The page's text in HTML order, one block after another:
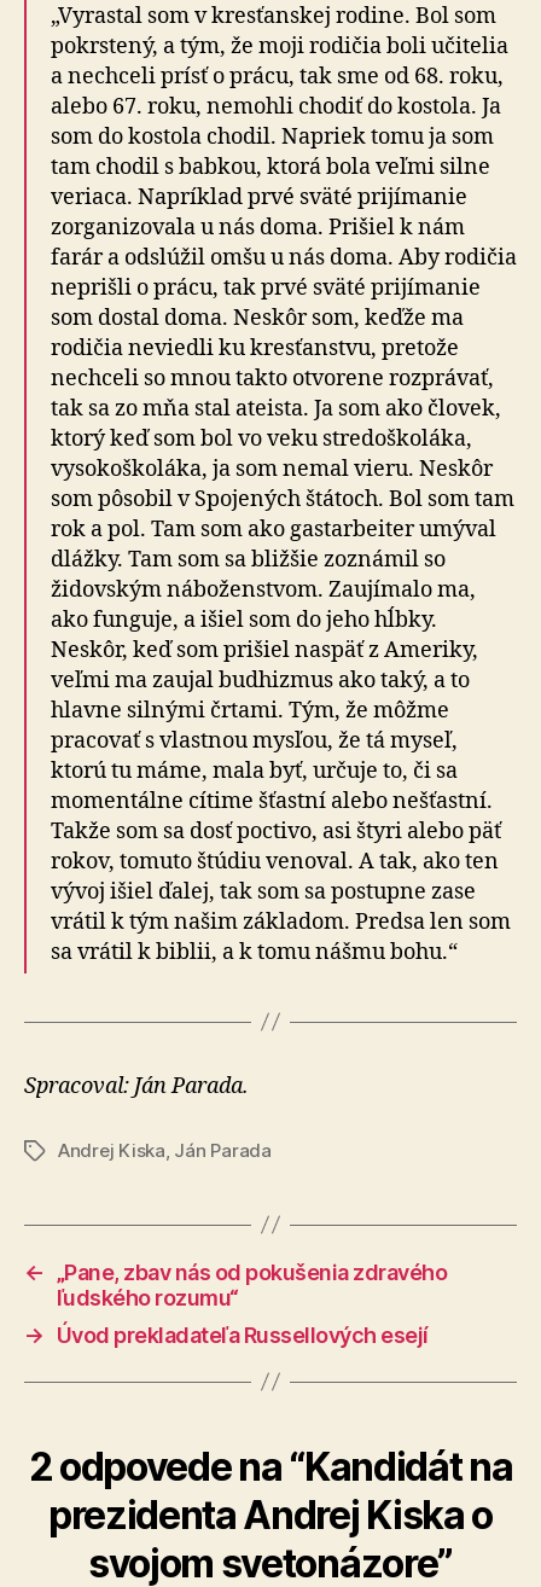
„Vyrastal som v kresťanskej rodine. Bol som
pokrstený, a tým, že moji rodičia boli učitelia
a nechceli prísť o prácu, tak sme od 68. roku,
alebo 67. roku, nemohli chodiť do kostola. Ja
som do kostola chodil. Napriek tomu ja som
tam chodil s babkou, ktorá bola veľmi silne
veriaca. Napríklad prvé sväté prijímanie
zorganizovala u nás doma. Prišiel k nám
farár a odslúžil omšu u nás doma. Aby rodičia
neprišli o prácu, tak prvé sväté prijímanie
som dostal doma. Neskôr som, keďže ma
rodičia neviedli ku kresťanstvu, pretože
nechceli so mnou takto otvorene rozprávať,
tak sa zo mňa stal ateista. Ja som ako človek,
ktorý keď som bol vo veku stredoškoláka,
vysokoškoláka, ja som nemal vieru. Neskôr
som pôsobil v Spojených štátoch. Bol som tam
rok a pol. Tam som ako gastarbeiter umýval
dlážky. Tam som sa bližšie zoznámil so
židovským náboženstvom. Zaujímalo ma,
ako funguje, a išiel som do jeho hĺbky.
Neskôr, keď som prišiel naspäť z Ameriky,
veľmi ma zaujal budhizmus ako taký, a to
hlavne silnými črtami. Tým, že môžme
pracovať s vlastnou mysľou, že tá myseľ,
ktorú tu máme, mala byť, určuje to, či sa
momentálne cítime šťastní alebo nešťastní.
Takže som sa dosť poctivo, asi štyri alebo päť
rokov, tomuto štúdiu venoval. A tak, ako ten
vývoj išiel ďalej, tak som sa postupne zase
vrátil k tým našim základom. Predsa len som
sa vrátil k biblii, a k tomu nášmu bohu.“
Spracoval: Ján Parada.
ZnačkyAndrej Kiska Ján Parada
←
„Pane, zbav nás od pokušenia zdravého
ľudského rozumu“
→
Úvod prekladateľa Russellových esejí
2 odpovede na “Kandidát na
prezidenta Andrej Kiska o
svojom svetonázore”